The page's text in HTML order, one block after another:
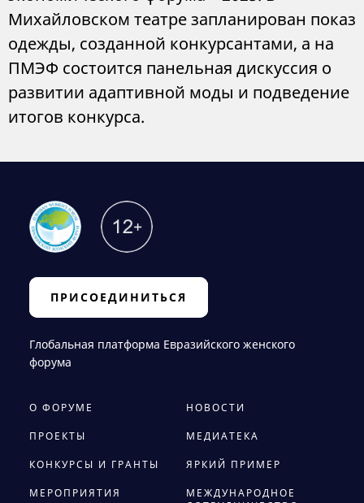
Михайловском театре запланирован показ
одежды, созданной конкурсантами, а на
ПМЭФ состоится панельная дискуссия о
развитии адаптивной моды и подведение
итогов конкурса.
ПРИСОЕДИНИТЬСЯ
Глобальная платформа Евразийского женского
форума
О ФОРУМЕ НОВОСТИ
ПРОЕКТЫ МЕДИАТЕКА
КОНКУРСЫ И ГРАНТЫ ЯРКИЙ ПРИМЕР
МЕРОПРИЯТИЯ
МЕЖДУНАРОДНОЕ